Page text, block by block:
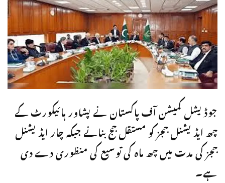
جوڈیشل کمیشن آف پاکستان نے پشاور ہائیکورٹ کے
چھ ایڈیشنل ججز کو مستقل جج بنانے جبکہ چار ایڈیشنل
ججز کی مدت میں چھ ماہ کی توسیع کی منظوری دے دی
ہے۔